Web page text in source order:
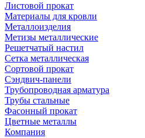
Листовой прокат
Материалы для кровли
Металлоизделия
Метизы металлические
Решетчатый настил
Сетка металлическая
Сортовой прокат
Сэндвич-панели
Трубопроводная арматура
Трубы стальные
Фасонный прокат
Цветные металлы
Компания